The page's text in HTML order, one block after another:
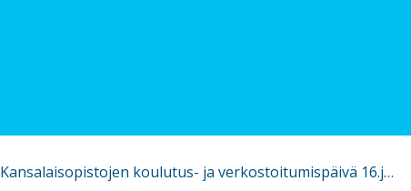
18.8.2023 Kansalaisopistojen koulutus- ja verkostoitumispäivä 16.jpg